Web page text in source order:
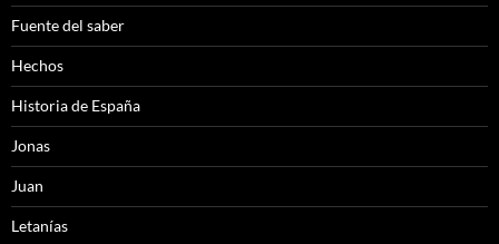
Fuente del saber
Hechos
Historia de España
Jonas
Juan
Letanías